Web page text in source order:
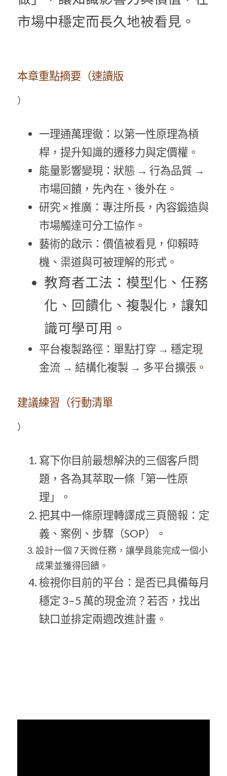
市場中穩定而長久地被看見。
本章重點摘要（速讀版
）
一理通萬理徹：以第一性原理為槓
桿，提升知識的遷移力與定價權。
能量影響變現：狀態 → 行為品質 →
市場回饋，先內在、後外在。
研究 × 推廣：專注所長，內容鍛造與
市場觸達可分工協作。
藝術的啟示：價值被看見，仰賴時
機、渠道與可被理解的形式。
教育者工法：模型化、任務
化、回饋化、複製化，讓知
識可學可用。
平台複製路徑：單點打穿 → 穩定現
金流 → 結構化複製 → 多平台擴張。
建議練習（行動清單
）
寫下你目前最想解決的三個客戶問
題，各為其萃取一條「第一性原
理」。
把其中一條原理轉譯成三頁簡報：定
義、案例、步驟（SOP）。
設計一個 7 天微任務，讓學員能完成一個小
成果並獲得回饋。
檢視你目前的平台：是否已具備每月
穩定 3–5 萬的現金流？若否，找出
缺口並排定兩週改進計畫。